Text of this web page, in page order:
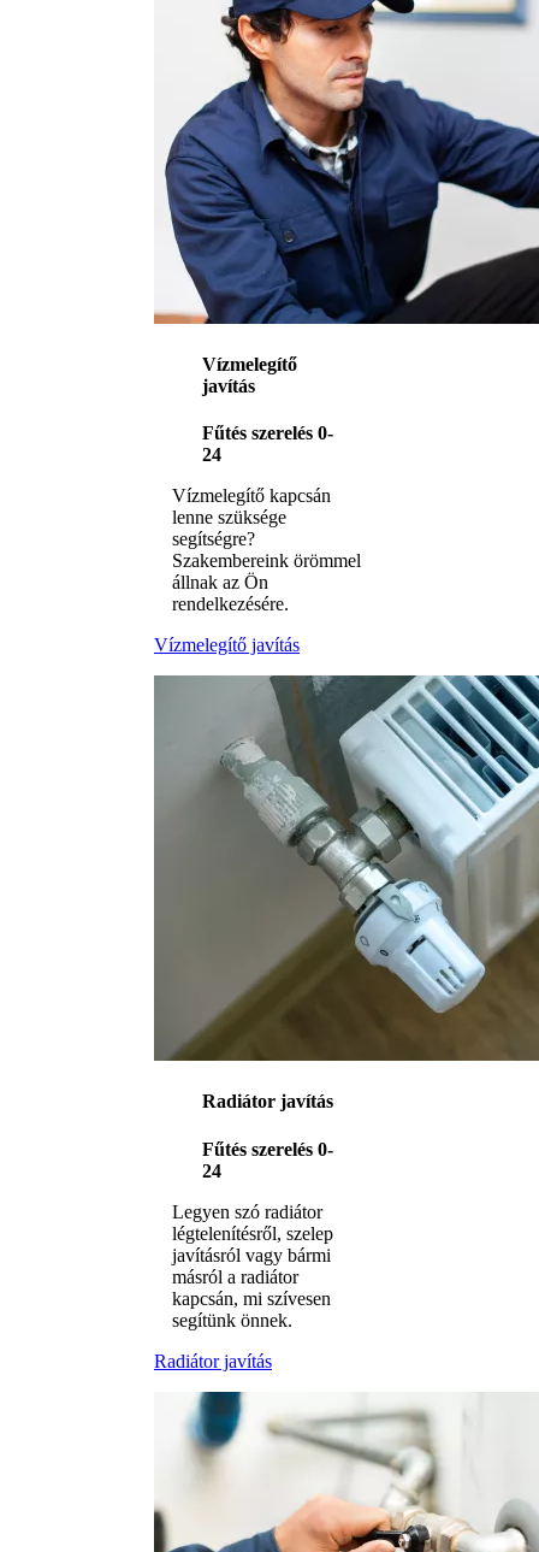
Vízmelegítő
javítás
Fűtés szerelés 0-
24
Vízmelegítő kapcsán
lenne szüksége
segítségre?
Szakembereink örömmel
állnak az Ön
rendelkezésére.
Vízmelegítő javítás
Radiátor javítás
Fűtés szerelés 0-
24
Legyen szó radiátor
légtelenítésről, szelep
javításról vagy bármi
másról a radiátor
kapcsán, mi szívesen
segítünk önnek.
Radiátor javítás